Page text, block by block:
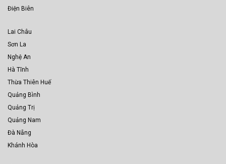
Điện Biên
Lai Châu
Sơn La
Nghệ An
Hà Tĩnh
Thừa Thiên Huế
Quảng Bình
Quảng Trị
Quảng Nam
Đà Nẵng
Khánh Hòa